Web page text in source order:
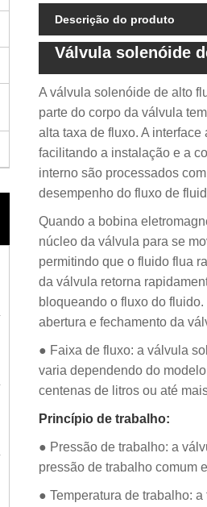
Descrição do produto
Válvula solenóide
A válvula solenóide de alto
parte do corpo da válvula
alta taxa de fluxo. A
facilitando a instalação e a
interno são processados
desempenho do fluxo de
Quando a bobina
núcleo da válvula para se
permitindo que o fluido flua
da válvula retorna
bloqueando o fluxo do
abertura e fechamento da
● Faixa de fluxo: a válvula
varia dependendo do
centenas de litros ou até
Princípio de trabalho:
● Pressão de trabalho: a
pressão de trabalho comum
● Temperatura de trabalho: